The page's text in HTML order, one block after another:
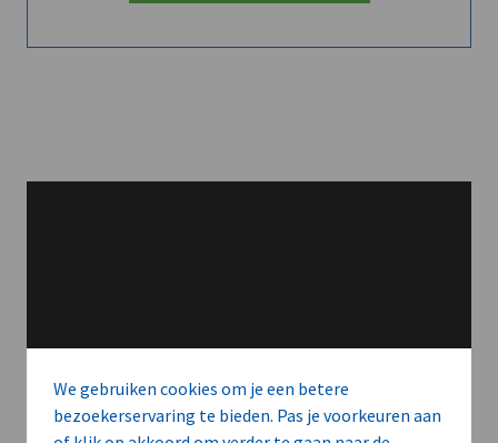
We gebruiken cookies om je een betere
bezoekerservaring te bieden. Pas je voorkeuren aan